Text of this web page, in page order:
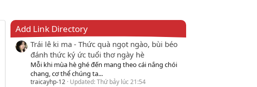
Add Link Directory
Trái lê ki ma - Thức quà ngọt ngào, bùi béo
đánh thức ký ức tuổi thơ ngày hè
Mỗi khi mùa hè ghé đến mang theo cái nắng chói
chang, cơ thể chúng ta...
traicayhp-12 Updated:Thứ bảy lúc 21:54